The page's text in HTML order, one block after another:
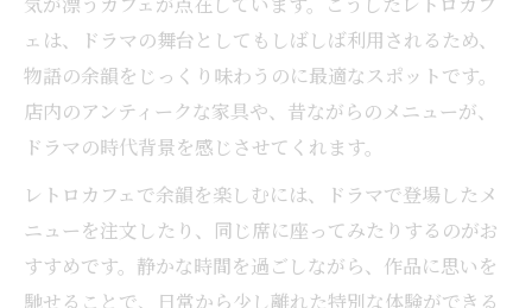
み
カフェを背景に撮る写真映えポイント
ドラマとカフェが融合した街並みの魅力
京都で見つけるカフェのフォトジェニック
体験
カフェめぐりで発見する写真スポット案内
カフェと街並みが織りなす映える瞬間
ェは、ドラマの舞台としてもしばしば利用されるため、
物語の余韻をじっくり味わうのに最適なスポットです。
店内のアンティークな家具や、昔ながらのメニューが、
ドラマの時代背景を感じさせてくれます。
レトロカフェで余韻を楽しむには、ドラマで登場したメ
ニューを注文したり、同じ席に座ってみたりするのがお
すすめです。静かな時間を過ごしながら、作品に思いを
馳せることで、日常から少し離れた特別な体験ができる